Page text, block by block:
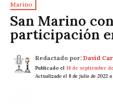
Marino
San Marino
participación
Redactado por: David
Publicado el 18 de septiembre
Actualizado el 8 de julio de 2022 a